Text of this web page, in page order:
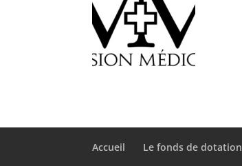
Accueil Le fonds de dotation